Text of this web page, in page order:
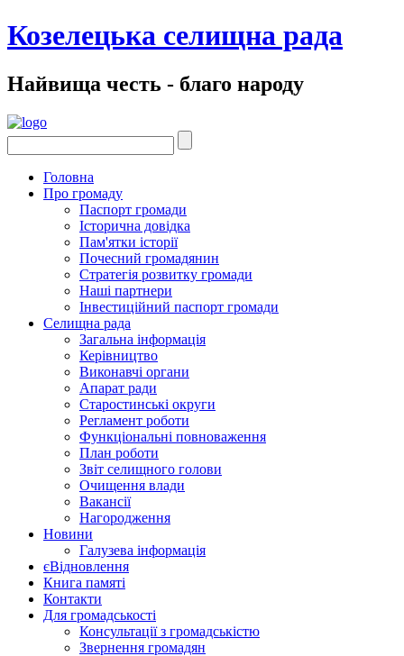
Козелецька селищна рада
Найвища честь - благо народу
Головна
Про громаду
Паспорт громади
Історична довідка
Пам'ятки історії
Почесний громадянин
Стратегія розвитку громади
Наші партнери
Інвестиційний паспорт громади
Селищна рада
Загальна інформація
Керівництво
Виконавчі органи
Апарат ради
Старостинські округи
Регламент роботи
Функціональні повноваження
План роботи
Звіт селищного голови
Очищення влади
Вакансії
Нагородження
Новини
Галузева інформація
єВідновлення
Книга памяті
Контакти
Для громадськості
Консультації з громадськістю
Звернення громадян